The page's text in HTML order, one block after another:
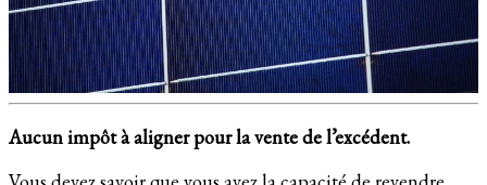
Aucun impôt à aligner pour la vente de l’excédent.